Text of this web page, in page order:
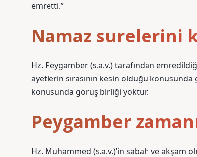
emretti.”
Namaz surelerini
Hz. Peygamber (s.a.v.) tarafından
ayetlerin sırasının kesin olduğu
konusunda görüş birliği yoktur.
Peygamber
Hz. Muhammed (s.a.v.)’in sabah ve akşam